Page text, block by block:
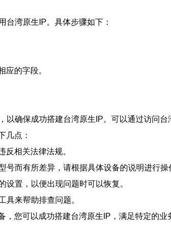
台湾原生IP。具体步骤如下：
应的字段。
以确保成功搭建台湾原生IP。可以通过访问台
几点：
反相关法律法规。
号而有所差异，请根据具体设备的说明进行操
设置，以便出现问题时可以恢复。
具来帮助排查问题。
，您可以成功搭建台湾原生IP，满足特定的